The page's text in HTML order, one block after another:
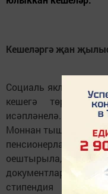
Кешеләргә җан
Социаль яклау
кешегә төрле
исәпләнелә.
Моннан тыш,
пенсионерларны
оештырыла,
документлар
стипендия алу